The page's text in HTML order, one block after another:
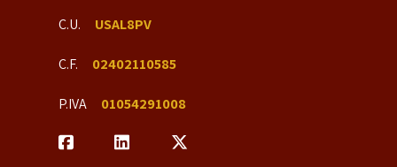
C.U. USAL8PV
C.F. 02402110585
P.IVA 01054291008